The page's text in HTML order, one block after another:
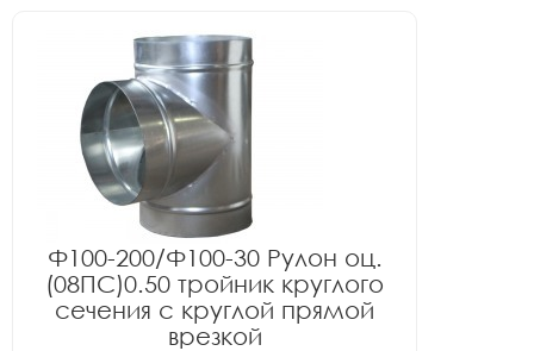
Ф100-200/Ф100-30 Рулон оц.
(08ПС)0.50 тройник круглого
сечения с круглой прямой
врезкой